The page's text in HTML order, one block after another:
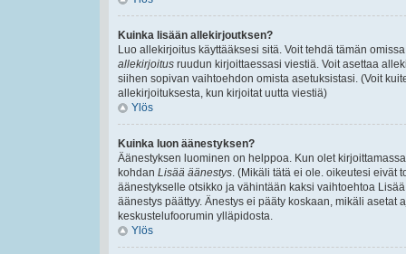
Kuinka lisään allekirjoutksen?
Luo allekirjoitus käyttääksesi sitä. Voit tehdä tämän
allekirjoitus ruudun kirjoittaessasi viestiä. Voit asettaa
siihen sopivan vaihtoehdon omista asetuksistasi. (Voit
allekirjoituksesta, kun kirjoitat uutta viestiä)
Ylös
Kuinka luon äänestyksen?
Äänestyksen luominen on helppoa. Kun olet
kohdan Lisää äänestys. (Mikäli tätä ei ole. oikeutesi eivät
äänestykselle otsikko ja vähintään kaksi vaihtoehtoa
äänestys päättyy. Änestys ei pääty koskaan, mikäli
keskustelufoorumin ylläpidosta.
Ylös